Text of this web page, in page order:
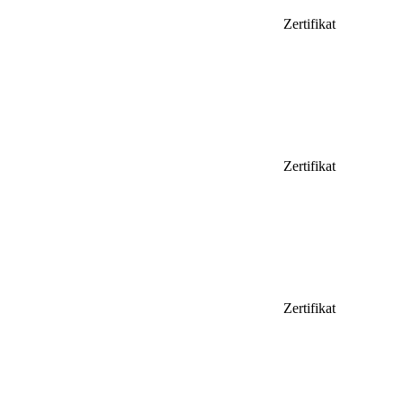
Zertifikat
Zertifikat
Zertifikat